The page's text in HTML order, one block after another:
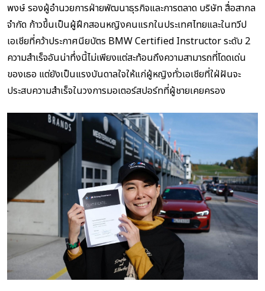
พงษ์ รองผู้อำนวยการฝ่ายพัฒนาธุรกิจและการตลาด บริษัท สื่อสากล
จำกัด ก้าวขึ้นเป็นผู้ฝึกสอนหญิงคนแรกในประเทศไทยและในทวีป
เอเชียที่คว้าประกาศนียบัตร BMW Certified Instructor ระดับ 2
ความสำเร็จอันน่าทึ่งนี้ไม่เพียงแต่สะท้อนถึงความสามารถที่โดดเด่น
ของเธอ แต่ยังเป็นแรงบันดาลใจให้แก่ผู้หญิงทั่วเอเชียที่ใฝ่ฝันจะ
ประสบความสำเร็จในวงการมอเตอร์สปอร์ทที่ผู้ชายเคยครอง